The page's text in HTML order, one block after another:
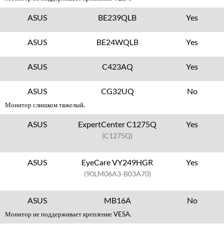
ASUS BE239QLB Yes
ASUS BE24WQLB Yes
ASUS C423AQ Yes
ASUS CG32UQ No
Монитор слишком тяжелый.
ASUS ExpertCenter C1275Q
(C1275Q)
Yes
ASUS EyeCare VY249HGR
(90LM06A3-B03A70)
Yes
ASUS MB16A No
Монитор не поддерживает крепление VESA.